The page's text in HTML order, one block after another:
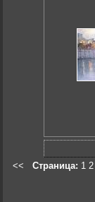
<< Страница: 1 2